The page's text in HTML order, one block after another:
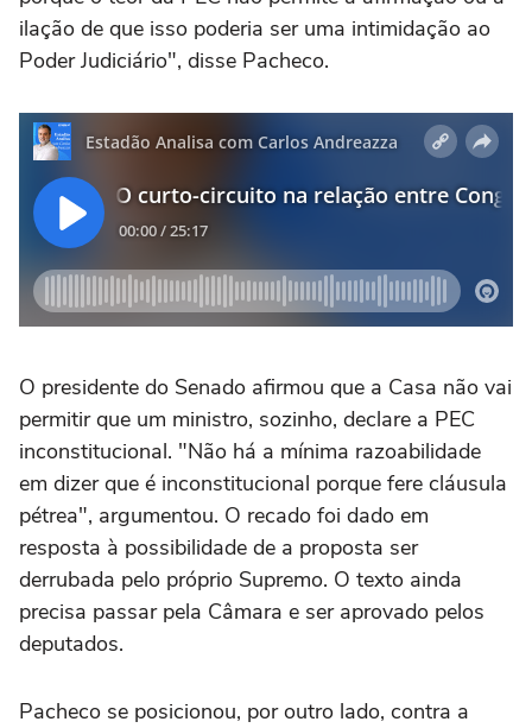
ilação de que isso poderia ser uma intimidação ao
Poder Judiciário", disse Pacheco.
O presidente do Senado afirmou que a Casa não vai
permitir que um ministro, sozinho, declare a PEC
inconstitucional. "Não há a mínima razoabilidade
em dizer que é inconstitucional porque fere cláusula
pétrea", argumentou. O recado foi dado em
resposta à possibilidade de a proposta ser
derrubada pelo próprio Supremo. O texto ainda
precisa passar pela Câmara e ser aprovado pelos
deputados.
Pacheco se posicionou, por outro lado, contra a